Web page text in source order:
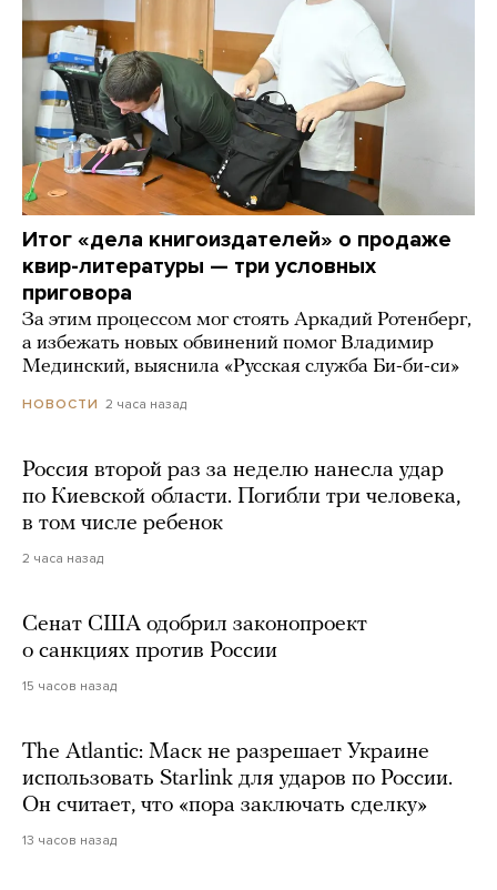
Итог «дела книгоиздателей» о продаже
квир-литературы — три условных
приговора
За этим процессом мог стоять Аркадий Ротенберг,
а избежать новых обвинений помог Владимир
Мединский, выяснила «Русская служба Би-би-си»
НОВОСТИ 2 часа назад
Россия второй раз за неделю нанесла удар
по Киевской области. Погибли три человека,
в том числе ребенок
2 часа назад
Сенат США одобрил законопроект
о санкциях против России
15 часов назад
The Atlantic: Маск не разрешает Украине
использовать Starlink для ударов по России.
Он считает, что «пора заключать сделку»
13 часов назад